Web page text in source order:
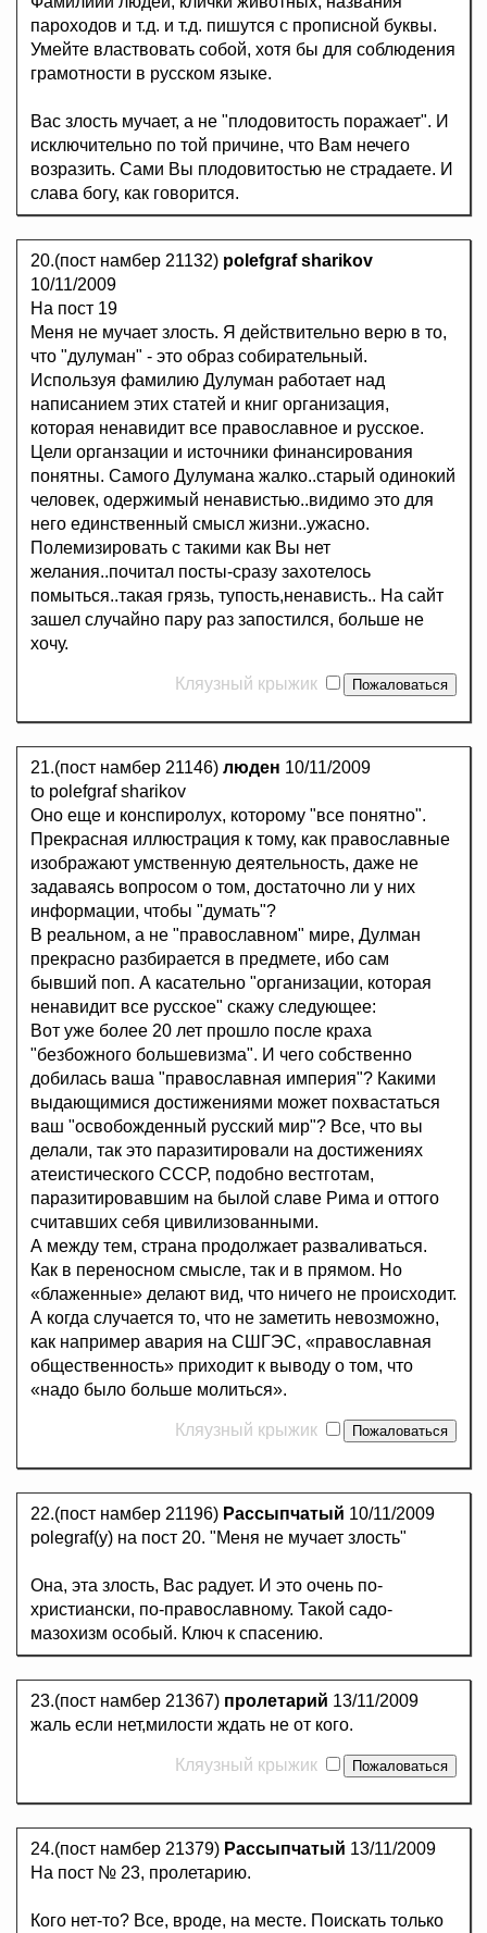
пароходов и т.д. и т.д. пишутся с прописной буквы.
Умейте властвовать собой, хотя бы для соблюдения
грамотности в русском языке.
Вас злость мучает, а не "плодовитость поражает". И
исключительно по той причине, что Вам нечего
возразить. Сами Вы плодовитостью не страдаете. И
слава богу, как говорится.
20.(пост намбер 21132) polefgraf sharikov
10/11/2009
На пост 19
Меня не мучает злость. Я действительно верю в то,
что "дулуман" - это образ собирательный.
Используя фамилию Дулуман работает над
написанием этих статей и книг организация,
которая ненавидит все православное и русское.
Цели органзации и источники финансирования
понятны. Самого Дулумана жалко..старый одинокий
человек, одержимый ненавистью..видимо это для
него единственный смысл жизни..ужасно.
Полемизировать с такими как Вы нет
желания..почитал посты-сразу захотелось
помыться..такая грязь, тупость,ненависть.. На сайт
зашел случайно пару раз запостился, больше не
хочу.
Кляузный крыжик
21.(пост намбер 21146) люден 10/11/2009
to polefgraf sharikov
Оно еще и конспиролух, которому "все понятно".
Прекрасная иллюстрация к тому, как православные
изображают умственную деятельность, даже не
задаваясь вопросом о том, достаточно ли у них
информации, чтобы "думать"?
В реальном, а не "православном" мире, Дулман
прекрасно разбирается в предмете, ибо сам
бывший поп. А касательно "организации, которая
ненавидит все русское" скажу следующее:
Вот уже более 20 лет прошло после краха
"безбожного большевизма". И чего собственно
добилась ваша "православная империя"? Какими
выдающимися достижениями может похвастаться
ваш "освобожденный русский мир"? Все, что вы
делали, так это паразитировали на достижениях
атеистического СССР, подобно вестготам,
паразитировавшим на былой славе Рима и оттого
считавших себя цивилизованными.
А между тем, страна продолжает разваливаться.
Как в переносном смысле, так и в прямом. Но
«блаженные» делают вид, что ничего не происходит.
А когда случается то, что не заметить невозможно,
как например авария на СШГЭС, «православная
общественность» приходит к выводу о том, что
«надо было больше молиться».
Кляузный крыжик
22.(пост намбер 21196) Рассыпчатый 10/11/2009
polegraf(у) на пост 20. "Меня не мучает злость"
Она, эта злость, Вас радует. И это очень по-
христиански, по-православному. Такой садо-
мазохизм особый. Ключ к спасению.
23.(пост намбер 21367) пролетарий 13/11/2009
жаль если нет,милости ждать не от кого.
Кляузный крыжик
24.(пост намбер 21379) Рассыпчатый 13/11/2009
На пост № 23, пролетарию.
Кого нет-то? Все, вроде, на месте. Поискать только